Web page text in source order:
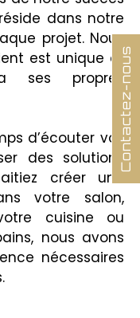
réside dans notre
projet. Nous
est unique et
ses propres
d’écouter vos
des solutions
créer une
votre salon,
cuisine ou
nous avons
nécessaires
Contactez-nous